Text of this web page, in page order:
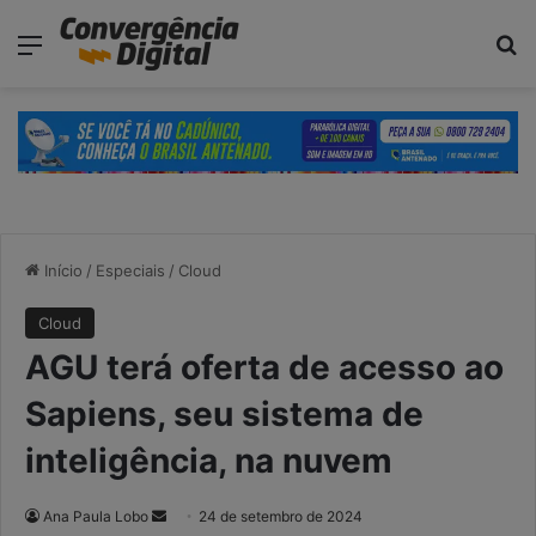
Menu
Início / Especiais / Cloud
Cloud
AGU terá oferta de acesso ao
Sapiens, seu sistema de
inteligência, na nuvem
Ana Paula Lobo
Mande24 de setembro de 2024